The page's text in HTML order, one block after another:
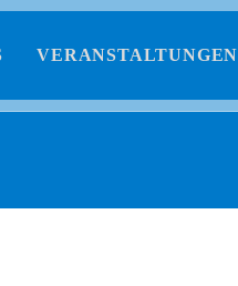
VERANSTALTUNGEN